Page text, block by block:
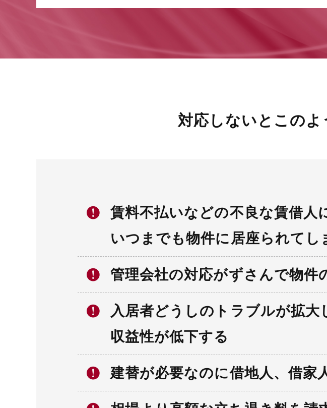
対応しないとこのよ
賃料不払いなどの不良な賃借人
いつまでも物件に居座られてし
管理会社の対応がずさんで物件
入居者どうしのトラブルが拡大
収益性が低下する
建替が必要なのに借地人、借家